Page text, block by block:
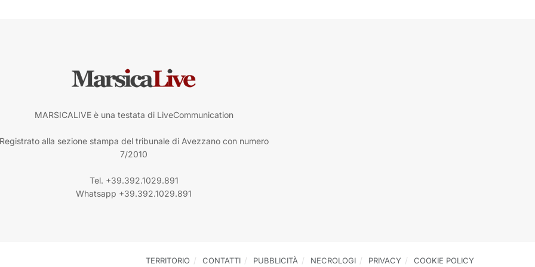
MARSICALIVE è una testata di LiveCommunication
Registrato alla sezione stampa del tribunale di Avezzano con numero
7/2010
Tel. +39.392.1029.891
Whatsapp +39.392.1029.891
TERRITORIO CONTATTI PUBBLICITÀ NECROLOGI PRIVACY COOKIE POLICY